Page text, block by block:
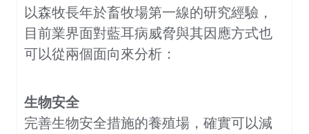
以森牧長年於畜牧場第一線的研究經驗，
目前業界面對藍耳病威脅與其因應方式也
可以從兩個面向來分析：
生物安全
完善生物安全措施的養殖場，確實可以減